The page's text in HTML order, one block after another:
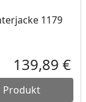
1179
139,89 €
Produkt